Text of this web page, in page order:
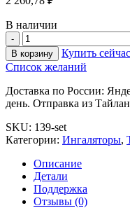
В наличии
В корзину
Купить сейчас
Список желаний
Доставка по России:
день. Отправка из
SKU: 139-set
Категории: Ингаляторы,
Описание
Детали
Поддержка
Отзывы (0)